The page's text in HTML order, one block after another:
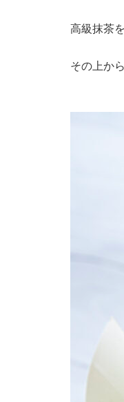
高級抹茶
その上か